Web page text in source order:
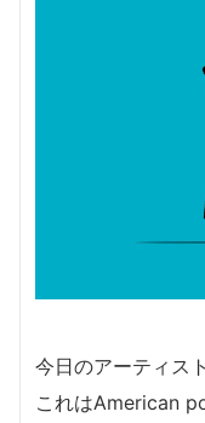
今日のアーティス
これはAmerican